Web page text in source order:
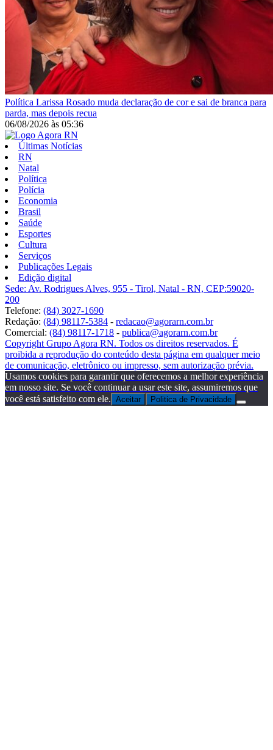
Política Larissa Rosado muda declaração de cor e sai de branca para
parda, mas depois recua
06/08/2026 às 05:36
Últimas Notícias
RN
Natal
Política
Polícia
Economia
Brasil
Saúde
Esportes
Cultura
Serviços
Publicações Legais
Edição digital
Sede: Av. Rodrigues Alves, 955 - Tirol, Natal - RN, CEP:59020-
200
Telefone: (84) 3027-1690
Redação: (84) 98117-5384 - redacao@agorarn.com.br
Comercial: (84) 98117-1718 - publica@agorarn.com.br
Copyright Grupo Agora RN. Todos os direitos reservados. É
proibida a reprodução do conteúdo desta página em qualquer meio
de comunicação, eletrônico ou impresso, sem autorização prévia.
Usamos cookies para garantir que oferecemos a melhor experiência
em nosso site. Se você continuar a usar este site, assumiremos que
você está satisfeito com ele. Aceitar Politica de Privacidade